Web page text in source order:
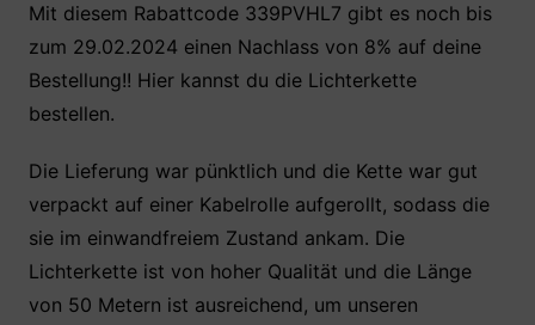
Mit diesem Rabattcode 339PVHL7 gibt es noch bis
zum 29.02.2024 einen Nachlass von 8% auf deine
Bestellung!! Hier kannst du die Lichterkette
bestellen.
Die Lieferung war pünktlich und die Kette war gut
verpackt auf einer Kabelrolle aufgerollt, sodass die
sie im einwandfreiem Zustand ankam. Die
Lichterkette ist von hoher Qualität und die Länge
von 50 Metern ist ausreichend, um unseren